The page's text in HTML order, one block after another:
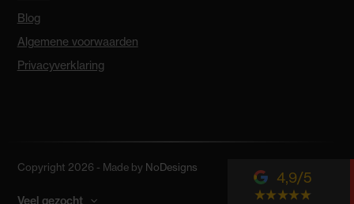
Blog
Algemene voorwaarden
Privacyverklaring
Copyright 2026 - Made by NoDesigns
Veel gezocht
4,9